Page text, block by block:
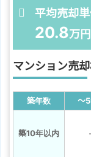
平均売却
20.8万
マンション売
築年数 ～
築10年以内